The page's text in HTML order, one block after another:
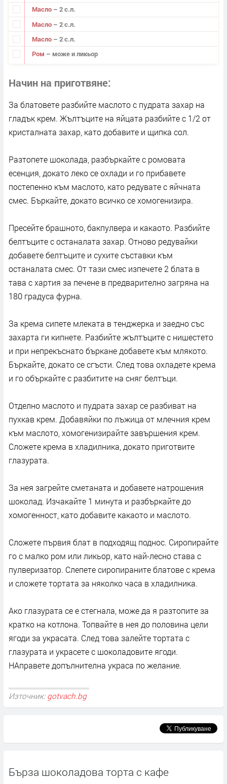
Масло – 2 с.л.
Масло – 2 с.л.
Масло – 2 с.л.
Ром – може и ликьор
Начин на приготвяне
За блатовете разбийте маслото с пудрата захар на
гладък крем. Жълтъците на яйцата разбийте с 1/2 от
кристалната захар, като добавите и щипка сол.
Разтопете шоколада, разбъркайте с ромовата
есенция, докато леко се охлади и го прибавете
постепенно към маслото, като редувате с яйчната
смес. Бъркайте, докато всичко се хомогенизира.
Пресейте брашното, бакпулвера и какаото. Разбийте
белтъците с останалата захар. Отново редувайки
добавете белтъците и сухите съставки към
останалата смес. От тази смес изпечете 2 блата в
тава с хартия за печене в предварително загряна на
180 градуса фурна.
За крема сипете млеката в тенджерка и заедно със
захарта ги кипнете. Разбийте жълтъците с нишестето
и при непрекъснато бъркане добавете към млякото.
Бъркайте, докато се сгъсти. След това охладете крема
и го объркайте с разбитите на сняг белтъци.
Отделно маслото и пудрата захар се разбиват на
пухкав крем. Добавяйки по лъжица от млечния крем
към маслото, хомогенизирайте завършения крем.
Сложете крема в хладилника, докато приготвите
глазурата.
За нея загрейте сметаната и добавете натрошения
шоколад. Изчакайте 1 минута и разбъркайте до
хомогенност, като добавите какаото и маслото.
Сложете първия блат в подходящ поднос. Сиропирайте
го с малко ром или ликьор, като най-лесно става с
пулверизатор. Слепете сиропираните блатове с крема
и сложете тортата за няколко часа в хладилника.
Ако глазурата се е стегнала, може да я разтопите за
кратко на котлона. Топвайте в нея до половина цели
ягоди за украсата. След това залейте тортата с
глазурата и украсете с шоколадовите ягоди.
НАправете допълнителна украса по желание.
Източник: gotvach.bg
Бърза шоколадова торта с кафе